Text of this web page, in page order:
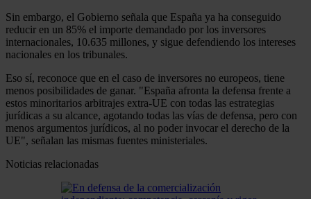
Sin embargo, el Gobierno señala que España ya ha conseguido
reducir en un 85% el importe demandado por los inversores
internacionales, 10.635 millones, y sigue defendiendo los intereses
nacionales en los tribunales.
Eso sí, reconoce que en el caso de inversores no europeos, tiene
menos posibilidades de ganar. "España afronta la defensa frente a
estos minoritarios arbitrajes extra-UE con todas las estrategias
jurídicas a su alcance, agotando todas las vías de defensa, pero con
menos argumentos jurídicos, al no poder invocar el derecho de la
UE", señalan las mismas fuentes ministeriales.
Noticias relacionadas